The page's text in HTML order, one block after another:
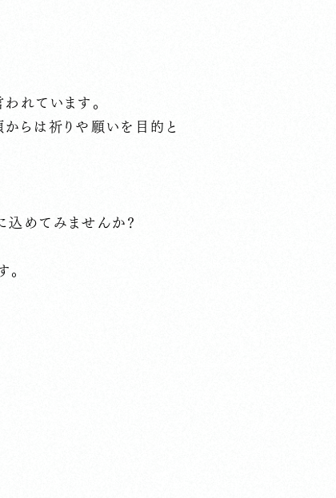
れています。
らは祈りや願いを目的と
込めてみませんか？